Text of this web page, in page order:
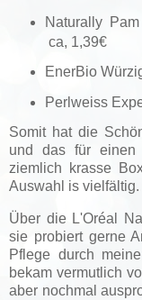
Naturally
ca, 1,39€
EnerBio
Perlweiss
Somit hat die
und das für einen
ziemlich krasse
Auswahl is vielfältig.
Über die L'Oréal
sie probiert gerne
Pflege durch
bekam vermutlich
aber nochmal